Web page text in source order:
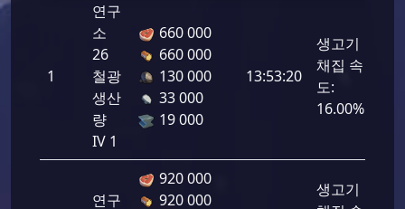
1
연구
소
26
철광
생산
량
IV 1
660 000
660 000
130 000
33 000
19 000
13:53:20
생고기
채집 속
도:
16.00%
연구
920 000
920 000
생고기